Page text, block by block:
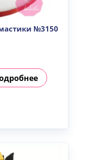
№3150